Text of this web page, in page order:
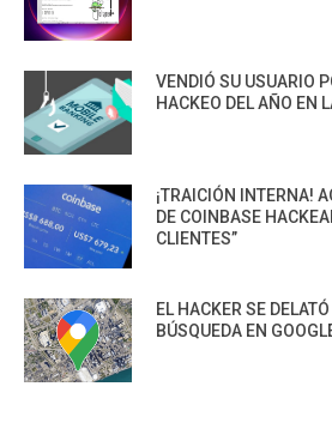
VENDIÓ SU USUARIO
HACKEO DEL AÑO EN
¡TRAICIÓN INTERNA!
DE COINBASE
CLIENTES”
EL HACKER SE
BÚSQUEDA EN